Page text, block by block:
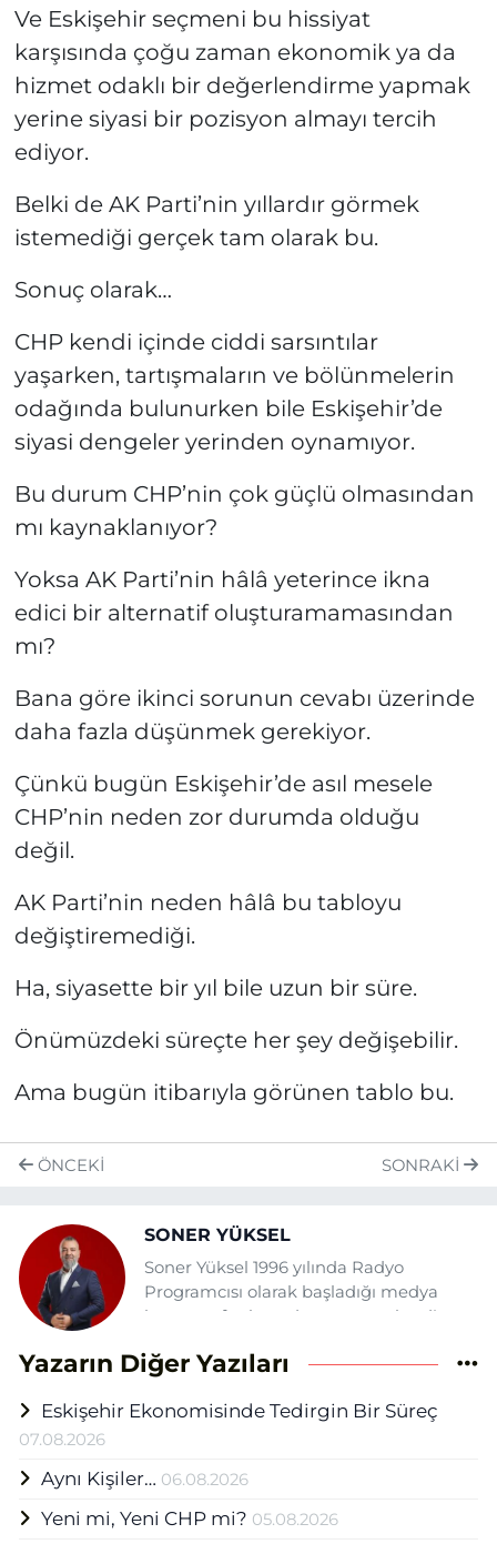
Ve Eskişehir seçmeni bu hissiyat
karşısında çoğu zaman ekonomik ya da
hizmet odaklı bir değerlendirme yapmak
yerine siyasi bir pozisyon almayı tercih
ediyor.
Belki de AK Parti’nin yıllardır görmek
istemediği gerçek tam olarak bu.
Sonuç olarak…
CHP kendi içinde ciddi sarsıntılar
yaşarken, tartışmaların ve bölünmelerin
odağında bulunurken bile Eskişehir’de
siyasi dengeler yerinden oynamıyor.
Bu durum CHP’nin çok güçlü olmasından
mı kaynaklanıyor?
Yoksa AK Parti’nin hâlâ yeterince ikna
edici bir alternatif oluşturamamasından
mı?
Bana göre ikinci sorunun cevabı üzerinde
daha fazla düşünmek gerekiyor.
Çünkü bugün Eskişehir’de asıl mesele
CHP’nin neden zor durumda olduğu
değil.
AK Parti’nin neden hâlâ bu tabloyu
değiştiremediği.
Ha, siyasette bir yıl bile uzun bir süre.
Önümüzdeki süreçte her şey değişebilir.
Ama bugün itibarıyla görünen tablo bu.
ÖNCEKI SONRAKI
SONER YÜKSEL
Soner Yüksel 1996 yılında Radyo
Programcısı olarak başladığı medya
hayatına fasılasız devam etmektedir.
tv'lerinde yazı, haber ve sunuculuk
Haber Ajansı (EHA) bünyesinde Medya
Yazarın Diğer Yazıları
Eskişehir Ekonomisinde Tedirgin Bir Süreç
07.08.2026
Aynı Kişiler… 06.08.2026
Yeni mi, Yeni CHP mi? 05.08.2026